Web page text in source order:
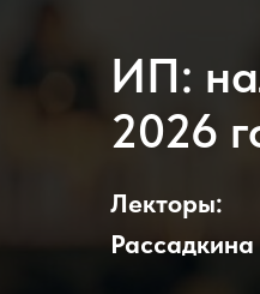
ИП:
2026
Лекторы: